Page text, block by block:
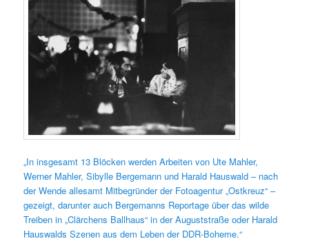
„In insgesamt 13 Blöcken werden Ar­beiten von Ute Mahler,
Werner Mahler, Sibylle Bergemann und Harald Hauswald – nach
der Wende allesamt Mitbegrün­der der Fotoagentur „Ostkreuz“ –
gezeigt, darunter auch Bergemanns Reportage über das wilde
Treiben in „Clärchens Ballhaus“ in der Auguststraße oder Harald
Hauswalds Szenen aus dem Leben der DDR-Boheme.“